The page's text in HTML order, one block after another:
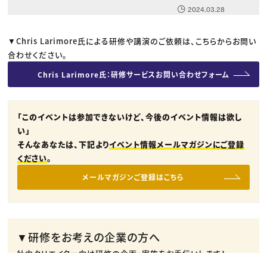
2024.03.28
▼Chris Larimore氏による研修や講演のご依頼は、こちらからお問い
合わせください。
Chris Larimore氏：研修サービスお問い合わせフォーム
「このイベントは参加できないけど、今後のイベント情報は欲し
い」
そんなあなたは、下記よりイベント情報メールマガジンにご登録
ください。
メールマガジンご登録はこちら
▼研修をお考えの企業の方へ